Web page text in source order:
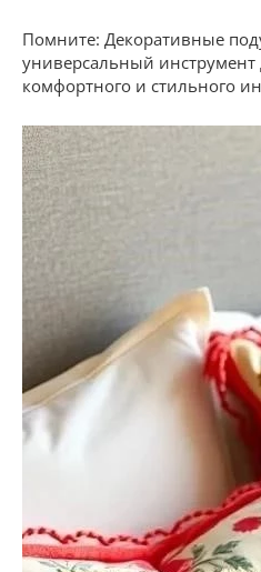
Помните: Декоративные
универсальный инструмент
комфортного и стильного